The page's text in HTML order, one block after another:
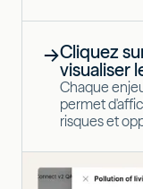
→Cliquez
visualiser
Chaque
permet
risques et